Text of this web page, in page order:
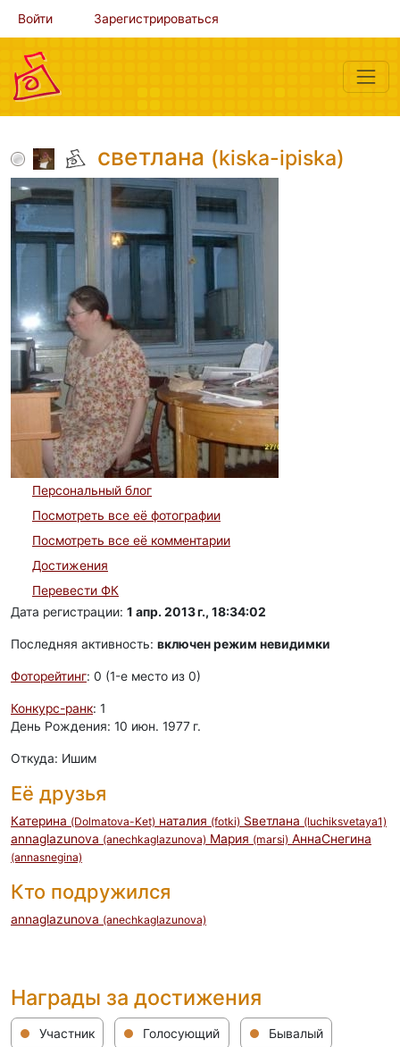
Войти Зарегистрироваться
светлана (kiska-ipiska)
Персональный блог
Посмотреть все её фотографии
Посмотреть все её комментарии
Достижения
Перевести ФК
Дата регистрации: 1 апр. 2013 г., 18:34:02
Последняя активность: включен режим невидимки
Фоторейтинг: 0 (1-e место из 0)
Конкурс-ранк: 1
День Рождения: 10 июн. 1977 г.
Откуда: Ишим
Её друзья
Катерина (Dolmatova-Ket) наталия (fotki) Sветлана (luchiksvetaya1)
annaglazunova (anechkaglazunova) Мария (marsi) АннаСнегина
(annasnegina)
Кто подружился
annaglazunova (anechkaglazunova)
Награды за достижения
Участник Голосующий Бывалый